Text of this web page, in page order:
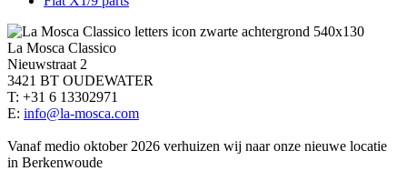
La Mosca Classico
Nieuwstraat 2
3421 BT OUDEWATER
T: +31 6 13302971
E: info@la-mosca.com
Vanaf medio oktober 2026 verhuizen wij naar onze nieuwe locatie
in Berkenwoude